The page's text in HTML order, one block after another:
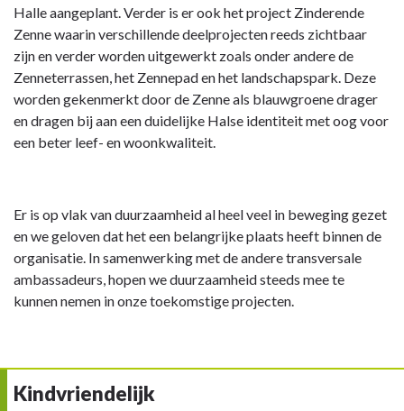
Halle aangeplant. Verder is er ook het project Zinderende
Zenne waarin verschillende deelprojecten reeds zichtbaar
zijn en verder worden uitgewerkt zoals onder andere de
Zenneterrassen, het Zennepad en het landschapspark. Deze
worden gekenmerkt door de Zenne als blauwgroene drager
en dragen bij aan een duidelijke Halse identiteit met oog voor
een beter leef- en woonkwaliteit.
Er is op vlak van duurzaamheid al heel veel in beweging gezet
en we geloven dat het een belangrijke plaats heeft binnen de
organisatie. In samenwerking met de andere transversale
ambassadeurs, hopen we duurzaamheid steeds mee te
kunnen nemen in onze toekomstige projecten.
Kindvriendelijk